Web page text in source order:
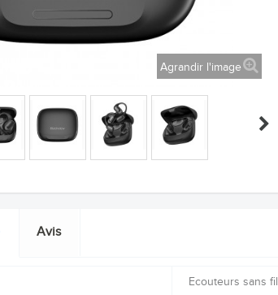
Agrandir l'image
Avis
Ecouteurs sans fil